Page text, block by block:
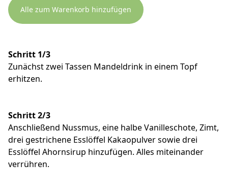
Alle zum Warenkorb hinzufügen
Schritt 1/3
Zunächst zwei Tassen Mandeldrink in einem Topf
erhitzen.
Schritt 2/3
Anschließend Nussmus, eine halbe Vanilleschote, Zimt,
drei gestrichene Esslöffel Kakaopulver sowie drei
Esslöffel Ahornsirup hinzufügen. Alles miteinander
verrühren.